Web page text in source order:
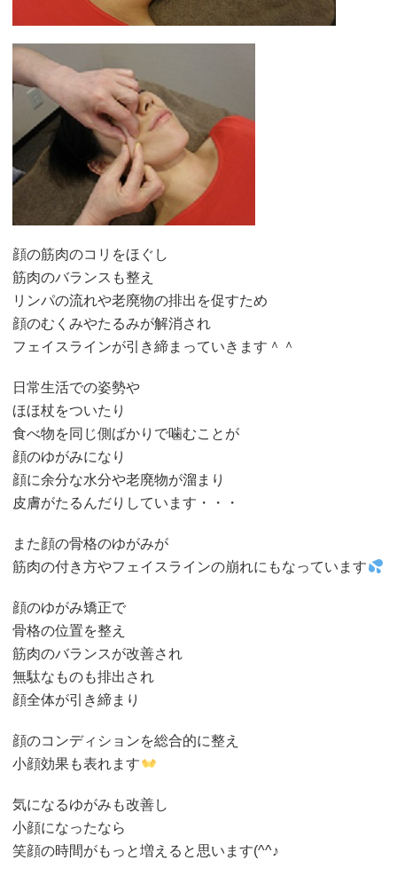
顔の筋肉のコリをほぐし
筋肉のバランスも整え
リンパの流れや老廃物の排出を促すため
顔のむくみやたるみが解消され
フェイスラインが引き締まっていきます＾＾
日常生活での姿勢や
ほほ杖をついたり
食べ物を同じ側ばかりで噛むことが
顔のゆがみになり
顔に余分な水分や老廃物が溜まり
皮膚がたるんだりしています・・・
また顔の骨格のゆがみが
筋肉の付き方やフェイスラインの崩れにもなっています
顔のゆがみ矯正で
骨格の位置を整え
筋肉のバランスが改善され
無駄なものも排出され
顔全体が引き締まり
顔のコンディションを総合的に整え
小顔効果も表れます
気になるゆがみも改善し
小顔になったなら
笑顔の時間がもっと増えると思います(^^♪